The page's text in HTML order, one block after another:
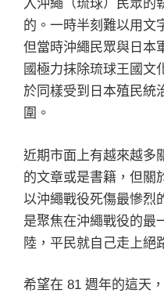
入沖繩（琉球）民眾的
的。一時半刻難以用文
但當時沖繩民眾與日本
國極力抹除琉球王國文
於同樣受到日本殖民統
圍。
近期市面上有越來越多
的文章或是書籍，但關
以沖繩戰役死傷最慘烈
是聚焦在沖繩戰役的
陸，平民就自己走上絕
希望在 81 週年的這天